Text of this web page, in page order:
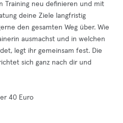
Training neu definieren und mit
deine Ziele langfristig
den gesamten Weg über. Wie
ausmachst und in welchen
legt ihr gemeinsam fest. Die
sich ganz nach dir und
40 Euro